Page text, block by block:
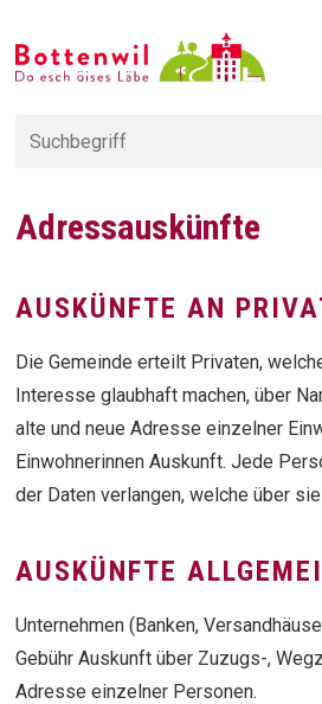
Navigieren in
Suchbegriff
Adressauskünfte
AUSKÜNFTE AN
Die Gemeinde erteilt Privaten,
Interesse glaubhaft machen, über
alte und neue Adresse einzelner
Einwohnerinnen Auskunft. Jede
der Daten verlangen, welche über
AUSKÜNFTE
Unternehmen (Banken,
Gebühr Auskunft über Zuzugs-,
Adresse einzelner Personen.